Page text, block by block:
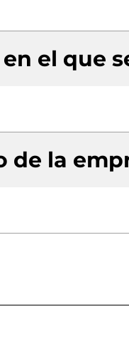
el que
de la